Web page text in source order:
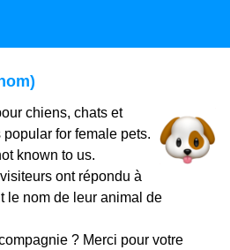
chiens, chats et
for female pets.
known to us.
ont répondu à
le nom de leur animal de
? Merci pour votre